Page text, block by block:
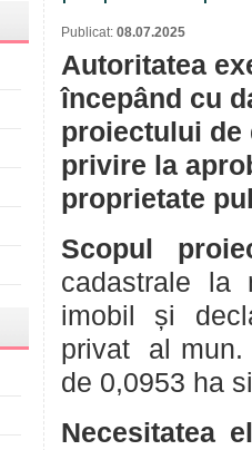
Publicat: 08.07.2025
Autoritatea
începând cu
proiectului de
privire la
proprietate
Scopul
cadastrale la
imobil și
privat al mun.
de 0,0953 ha
Necesitatea